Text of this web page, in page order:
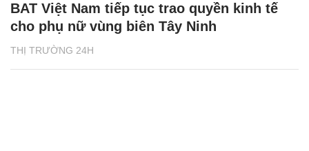
THỊ TRƯỜNG 24H
BAT Việt Nam tiếp tục trao quyền kinh tế
cho phụ nữ vùng biên Tây Ninh